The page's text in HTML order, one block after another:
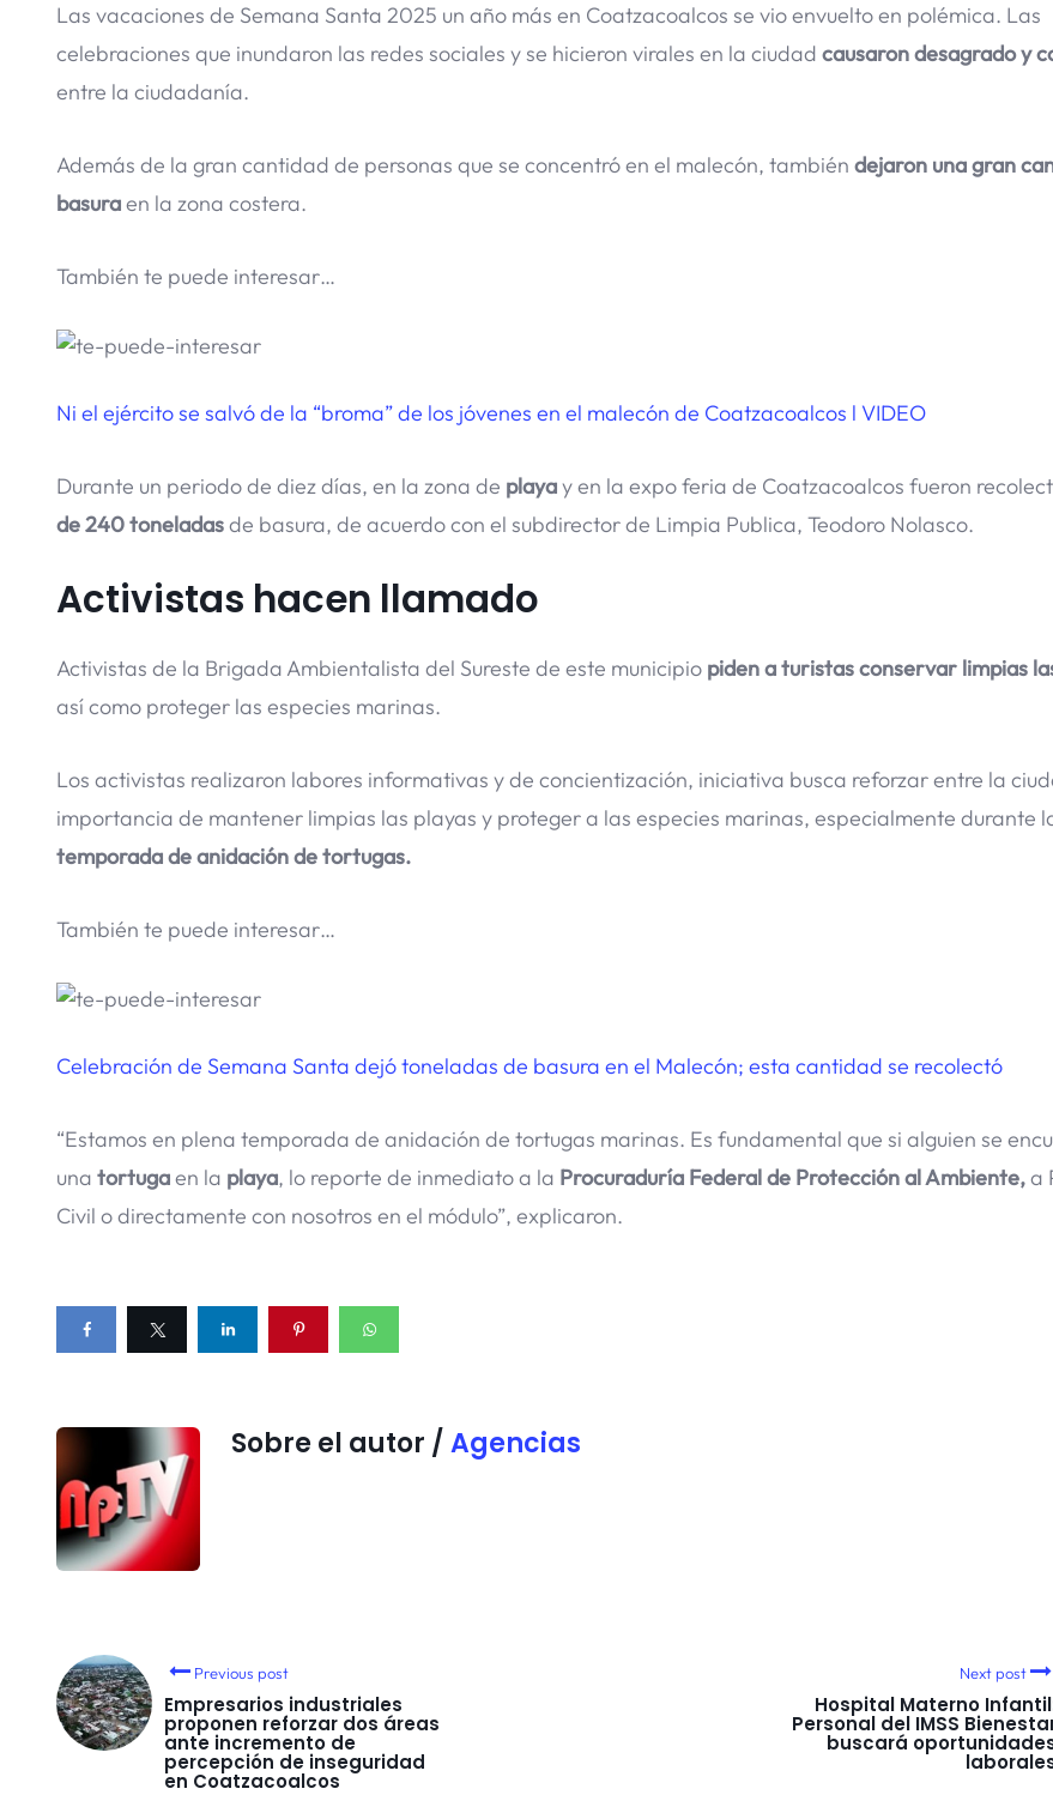
Las vacaciones de Semana Santa 2025 un año más en Coatzacoalcos se vio envuelto en polémica. Las
celebraciones que inundaron las redes sociales y se hicieron virales en la ciudad causaron desagrado y
entre la ciudadanía.
Además de la gran cantidad de personas que se concentró en el malecón, también dejaron una gran
basuraen la zona costera.
También te puede interesar…
Ni el ejército se salvó de la “broma” de los jóvenes en el malecón de Coatzacoalcos l VIDEO
Durante un periodo de diez días, en la zona de playay en la expo feria de Coatzacoalcos fueron
de 240 toneladasde basura, de acuerdo con el subdirector de Limpia Publica, Teodoro Nolasco.
Activistas hacen llamado
Activistas de la Brigada Ambientalista del Sureste de este municipio piden a turistas conservar limpias
así como proteger las especies marinas.
Los activistas realizaron labores informativas y de concientización, iniciativa busca reforzar entre la
importancia de mantener limpias las playas y proteger a las especies marinas, especialmente durante
temporada de anidación de tortugas.
También te puede interesar…
Celebración de Semana Santa dejó toneladas de basura en el Malecón; esta cantidad se recolectó
“Estamos en plena temporada de anidación de tortugas marinas. Es fundamental que si alguien se
una tortugaen la playa, lo reporte de inmediato a la Procuraduría Federal de Protección al Ambiente,a
Civil o directamente con nosotros en el módulo”, explicaron.
Sobre el autor / Agencias
Previous post
Empresarios industriales
proponen reforzar dos áreas
ante incremento de
percepción de inseguridad
en Coatzacoalcos
Next post
Hospital Materno
Personal del IMSS
buscará